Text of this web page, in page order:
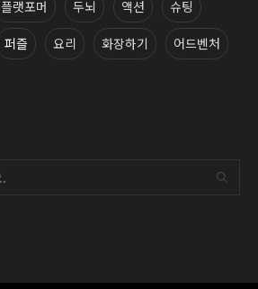
플랫포머 두뇌 액션 슈팅
퍼즐 요리 화장하기 어드벤처